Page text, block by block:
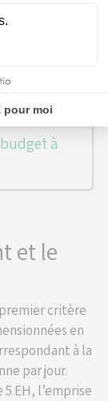
:
à
et le
critère
en
à la
par jour.
EH, l’emprise